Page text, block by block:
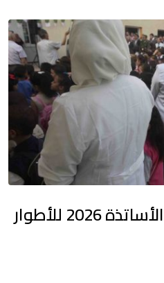
كشف نتائج مسابقة الأساتذة 2026 للأطوار